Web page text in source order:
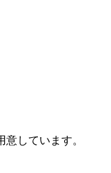
しています。